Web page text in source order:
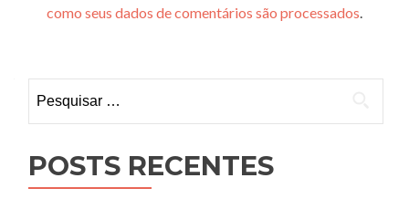
como seus dados de comentários são processados
por:
POSTS RECENTES